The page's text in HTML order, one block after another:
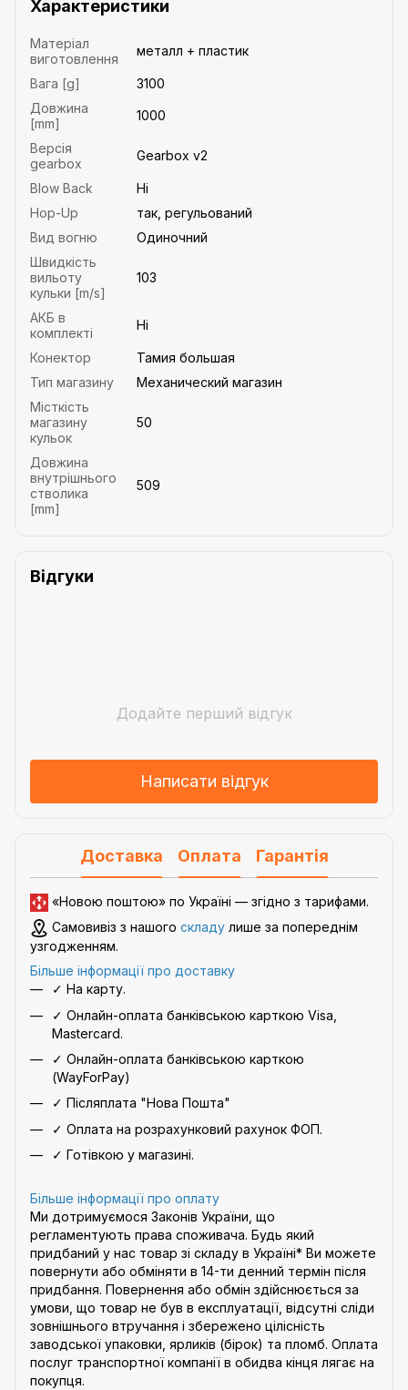
Характеристики
Матеріал
виготовлення
металл + пластик
Вага [g]
3100
Довжина
[mm]
1000
Версія
gearbox
Gearbox v2
Blow Back
Ні
Hop-Up
так, регульований
Вид вогню
Одиночний
Швидкість
вильоту
кульки [m/s]
103
АКБ в
комплекті
Ні
Конектор
Тамия большая
Тип магазину
Механический магазин
Місткість
магазину
кульок
50
Довжина
внутрішнього
стволика
[mm]
509
Відгуки
Додайте перший відгук
Написати відгук
Доставка Оплата Гарантія
«Новою поштою» по Україні — згідно з тарифами.
Самовивіз з нашого складу лише за попереднім
узгодженням.
Більше інформації про доставку
✓ На карту.
✓ Онлайн-оплата банківською карткою Visa,
Mastercard.
✓ Онлайн-оплата банківською карткою
(WayForPay)
✓ Післяплата "Нова Пошта"
✓ Оплата на розрахунковий рахунок ФОП.
✓ Готівкою у магазині.
Більше інформації про оплату
Ми дотримуємося Законів України, що
регламентують права споживача. Будь який
придбаний у нас товар зі складу в Україні* Ви можете
повернути або обміняти в 14-ти денний термін після
придбання. Повернення або обмін здійснюється за
умови, що товар не був в експлуатації, відсутні сліди
зовнішнього втручання і збережено цілісність
заводської упаковки, ярликів (бірок) та пломб. Оплата
послуг транспортної компанії в обидва кінця лягає на
покупця.